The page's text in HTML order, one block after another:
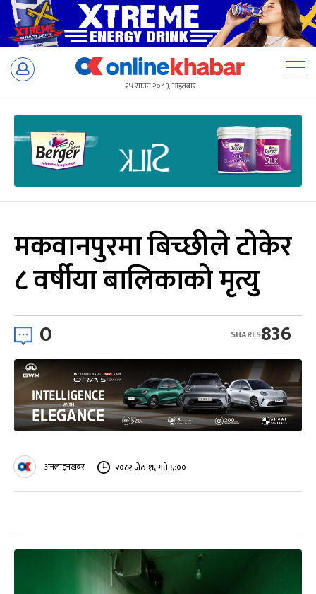
Skip
२४ साउन २०८३, आइतबार
मकवानपुरमा बिच्छीले टोकेर
८ वर्षीया बालिकाको मृत्यु
0 836
SHARES
अनलाइनखबर २०८२ जेठ १६ गते ६:००